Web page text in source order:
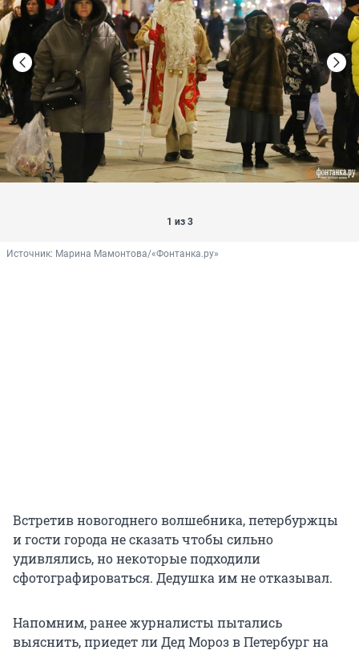
1 из 3
Источник: Марина Мамонтова/«Фонтанка.ру»
Встретив новогоднего волшебника, петербуржцы
и гости города не сказать чтобы сильно
удивлялись, но некоторые подходили
сфотографироваться. Дедушка им не отказывал.
Напомним, ранее журналисты пытались
выяснить, приедет ли Дед Мороз в Петербург на